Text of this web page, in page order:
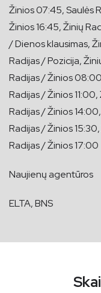
Žinios 07:45, Saulės
Žinios 16:45, Žinių
/ Dienos klausimas,
Radijas / Pozicija,
Radijas / Žinios
Radijas / Žinios
Radijas / Žinios
Radijas / Žinios
Radijas / Žinios 17:00
Naujienų agentūros
ELTA, BNS